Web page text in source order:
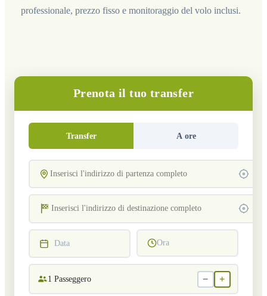
professionale, prezzo fisso e monitoraggio del volo inclusi.
Prenota il tuo transfer
Transfer A ore
Data Ora
1 Passeggero − +